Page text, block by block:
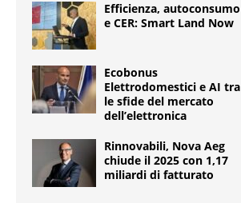
Efficienza, autoconsumo
e CER: Smart Land Now
Ecobonus
Elettrodomestici e AI tra
le sfide del mercato
dell’elettronica
Rinnovabili, Nova Aeg
chiude il 2025 con 1,17
miliardi di fatturato